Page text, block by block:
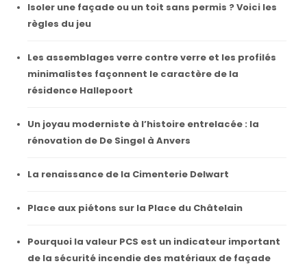
Isoler une façade ou un toit sans permis ? Voici les
règles du jeu
Les assemblages verre contre verre et les profilés
minimalistes façonnent le caractère de la
résidence Hallepoort
Un joyau moderniste à l’histoire entrelacée : la
rénovation de De Singel à Anvers
La renaissance de la Cimenterie Delwart
Place aux piétons sur la Place du Châtelain
Pourquoi la valeur PCS est un indicateur important
de la sécurité incendie des matériaux de façade